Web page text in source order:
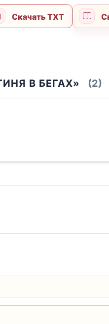
Скачать TXT
В БЕГАХ» (2)